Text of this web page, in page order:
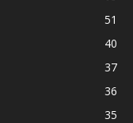
51
40
37
36
35